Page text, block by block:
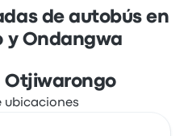
de autobús en
y Ondangwa
Otjiwarongo